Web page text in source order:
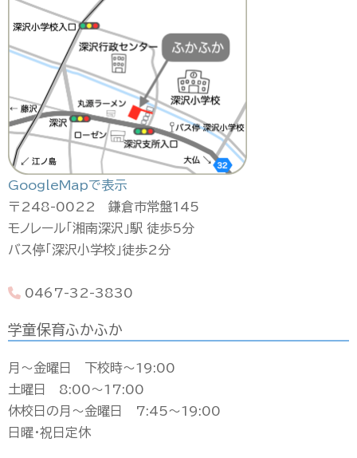
GoogleMapで表示
〒248-0022 鎌倉市常盤145
モノレール「湘南深沢」駅 徒歩5分
バス停「深沢小学校」徒歩2分
0467-32-3830
学童保育ふかふか
月〜金曜日 下校時〜19:00
土曜日 8:00〜17:00
休校日の月〜金曜日 7:45〜19:00
日曜・祝日定休